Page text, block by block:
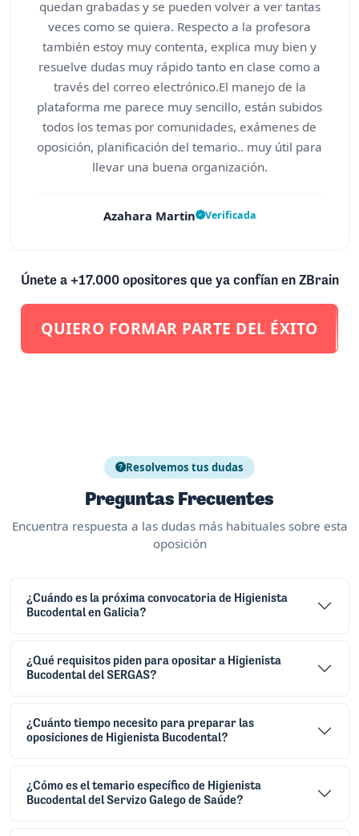
quedan grabadas y se pueden volver a ver tantas
veces como se quiera. Respecto a la profesora
también estoy muy contenta, explica muy bien y
resuelve dudas muy rápido tanto en clase como a
través del correo electrónico.El manejo de la
plataforma me parece muy sencillo, están subidos
todos los temas por comunidades, exámenes de
oposición, planificación del temario.. muy útil para
llevar una buena organización.
Azahara Martin Verificada
Únete a +17.000 opositores que ya confían en ZBrain
QUIERO FORMAR PARTE DEL ÉXITO
Resolvemos tus dudas
Preguntas Frecuentes
Encuentra respuesta a las dudas más habituales sobre esta
oposición
¿Cuándo es la próxima convocatoria de Higienista
Bucodental en Galicia?
¿Qué requisitos piden para opositar a Higienista
Bucodental del SERGAS?
¿Cuánto tiempo necesito para preparar las
oposiciones de Higienista Bucodental?
¿Cómo es el temario específico de Higienista
Bucodental del Servizo Galego de Saúde?